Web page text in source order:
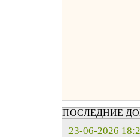
ПОСЛЕДНИЕ
23-06-2026